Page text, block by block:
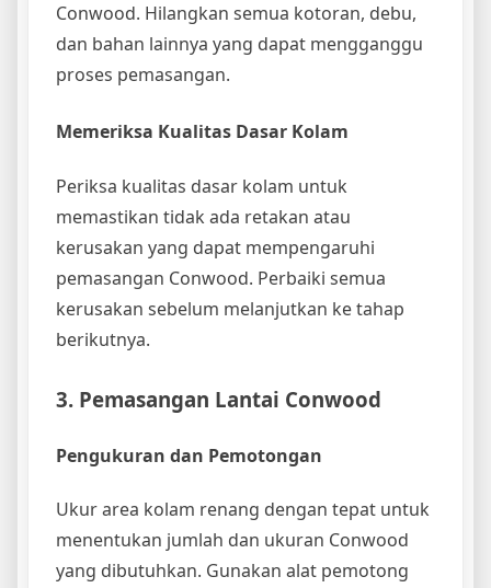
Conwood. Hilangkan semua kotoran, debu,
dan bahan lainnya yang dapat mengganggu
proses pemasangan.
Memeriksa Kualitas Dasar Kolam
Periksa kualitas dasar kolam untuk
memastikan tidak ada retakan atau
kerusakan yang dapat mempengaruhi
pemasangan Conwood. Perbaiki semua
kerusakan sebelum melanjutkan ke tahap
berikutnya.
3. Pemasangan Lantai Conwood
Pengukuran dan Pemotongan
Ukur area kolam renang dengan tepat untuk
menentukan jumlah dan ukuran Conwood
yang dibutuhkan. Gunakan alat pemotong